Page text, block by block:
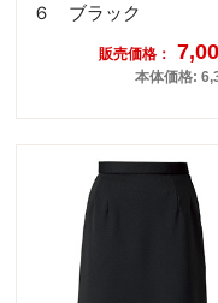
６ ブラック
販売価格：
本体価格: